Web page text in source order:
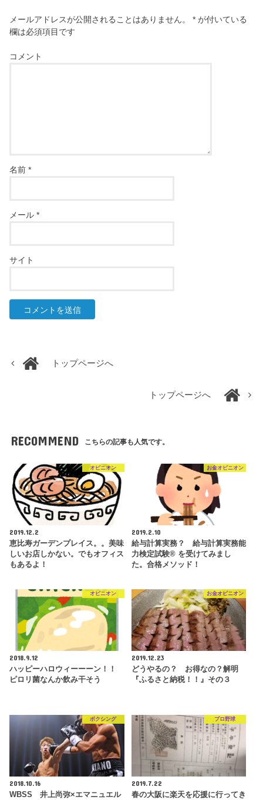
メールアドレスが公開されることはありません。 * が付いている
欄は必須項目です
コメント
名前*
メール*
サイト
トップページへ
トップページへ
RECOMMEND こちらの記事も人気です。
オピニオン
2019.12.2
恵比寿ガーデンプレイス。。美味
しいお店しかない。でもオフィス
もあるよ！
お金オピニオン
2019.2.10
給与計算実務？ 給与計算実務能
力検定試験® を受けてみまし
た。合格メソッド！
オピニオン
2018.9.12
ハッピーハロウィーーーン！！
ピロリ菌なんか飲み干そう
お金オピニオン
2019.12.23
どうやるの？ お得なの？解明
『ふるさと納税！！』その３
ボクシング
2018.10.16
WBSS 井上尚弥×エマニュエル
プロ野球
2019.7.22
春の大阪に楽天を応援に行ってき